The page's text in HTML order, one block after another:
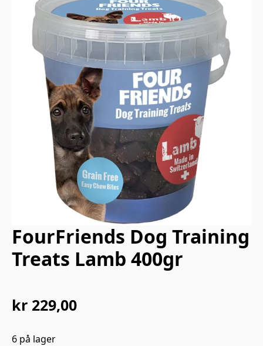
FourFriends Dog Training
Treats Lamb 400gr
kr 229,00
6 på lager